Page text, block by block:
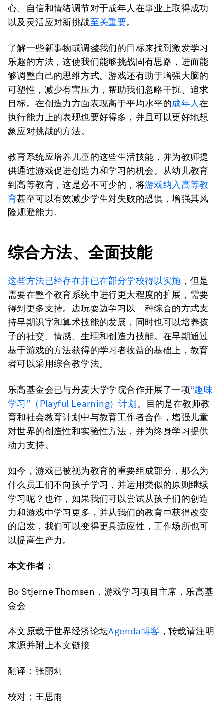
心、自信和情绪调节对于成年人在事业上取得成功
以及灵活应对新挑战至关重要。
了解一些新事物或调整我们的目标来找到激发学习
乐趣的方法，这使我们能够挑战固有思路，进而能
够调整自己的思维方式。游戏还有助于增强大脑的
可塑性，减少有害压力，帮助我们忽略干扰、追求
目标。在创造力方面表现高于平均水平的成年人在
执行能力上的表现也要好得多，并且可以更好地想
象应对挑战的方法。
教育系统应培养儿童的这些生活技能，并为教师提
供通过游戏促进创造力和学习的机会。从幼儿教育
到高等教育，这是必不可少的，将游戏纳入高等教
育甚至可以有效减少学生对失败的恐惧，增强其风
险规避能力。
综合方法、全面技能
这些方法已经存在并已在部分学校得以实施 ，但是
需要在整个教育系统中进行更大程度的扩展，需要
得到更多支持。边玩耍边学习以一种综合的方式支
持早期识字和算术技能的发展，同时也可以培养孩
子的社交、情感、生理和创造力技能。在早期通过
基于游戏的方法获得的学习者收益的基础上，教育
者可以采用综合教学法。
乐高基金会已与丹麦大学学院合作开展了一项“趣味
学习”（Playful Learning）计划 。目的是在教师教
育和社会教育计划中与教育工作者合作，增强儿童
对世界的创造性和实验性方法，并为终身学习提供
动力支持。
如今，游戏已被视为教育的重要组成部分，那么为
什么员工们不向孩子学习，并运用类似的原则继续
学习呢？也许，如果我们可以尝试从孩子们的创造
力和游戏中学习更多，并从我们的教育中获得改变
的启发，我们可以变得更具适应性，工作场所也可
以提高生产力。
本文作者：
Bo Stjerne Thomsen，游戏学习项目主席，乐高基
金会
本文原载于世界经济论坛Agenda博客 ，转载请注明
来源并附上本文链接
翻译：张丽莉
校对：王思雨